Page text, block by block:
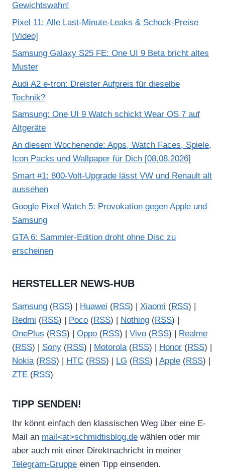
Gewichtswahn!
Pixel 11: Alle Last-Minute-Leaks & Schock-Preise
[Video]
Samsung Galaxy S25 FE: One UI 9 Beta bricht altes
Muster
Audi A2 e-tron: Dreister Aufpreis für dieselbe
Technik?
Samsung: One UI 9 Watch schickt Wear OS 7 auf
Altgeräte
An diesem Wochenende: Apps, Watch Faces, Spiele,
Icon Packs und Wallpaper für Dich [08.08.2026]
Smart #1: 800-Volt-Upgrade lässt VW und Renault alt
aussehen
Google Pixel Watch 5: Provokation gegen Apple und
Samsung
GTA 6: Sammler-Edition droht ohne Disc zu
erscheinen
HERSTELLER NEWS-HUB
Samsung (RSS) | Huawei (RSS) | Xiaomi (RSS) |
Redmi (RSS) | Poco (RSS) | Nothing (RSS) |
OnePlus (RSS) | Oppo (RSS) | Vivo (RSS) |
Realme
(RSS) | Sony (RSS) | Motorola(RSS) | Honor (RSS) |
Nokia(RSS) | HTC (RSS) | LG (RSS) | Apple (RSS) |
ZTE (RSS)
TIPP SENDEN!
Ihr könnt einfach den klassischen Weg über eine E-
Mail an mail<at>schmidtisblog.de wählen oder mir
aber auch mit einer Direktnachricht in meiner
Telegram-Gruppe einen Tipp einsenden.